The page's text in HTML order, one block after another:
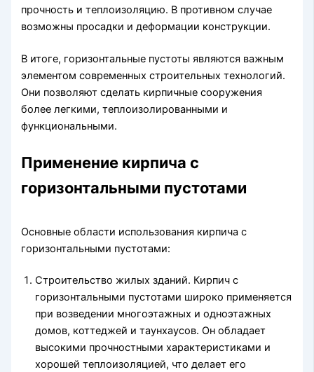
прочность и теплоизоляцию. В противном случае
возможны просадки и деформации конструкции.
В итоге, горизонтальные пустоты являются важным
элементом современных строительных технологий.
Они позволяют сделать кирпичные сооружения
более легкими, теплоизолированными и
функциональными.
Применение кирпича с
горизонтальными пустотами
Основные области использования кирпича с
горизонтальными пустотами:
Строительство жилых зданий. Кирпич с
горизонтальными пустотами широко применяется
при возведении многоэтажных и одноэтажных
домов, коттеджей и таунхаусов. Он обладает
высокими прочностными характеристиками и
хорошей теплоизоляцией, что делает его